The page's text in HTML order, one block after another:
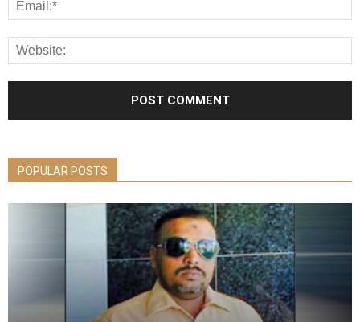
POPULAR POSTS